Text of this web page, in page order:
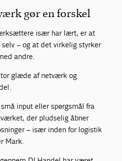
gør en forskel
især har lært, er at
– og at det virkelig styrker
andre.
glæde af netværk og
input eller spørgsmål fra
der pludselig åbner
– især inden for logistik
Mark.